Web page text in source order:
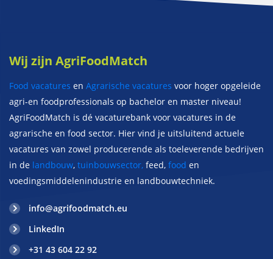
Wij zijn AgriFoodMatch
Food vacatures en Agrarische vacatures voor hoger opgeleide
agri-en foodprofessionals op bachelor en master niveau!
AgriFoodMatch is dé vacaturebank voor vacatures in de
agrarische en food sector. Hier vind je uitsluitend actuele
vacatures van zowel producerende als toeleverende bedrijven
in de landbouw, tuinbouwsector, feed, food en
voedingsmiddelenindustrie en landbouwtechniek.
info@agrifoodmatch.eu
LinkedIn
+31 43 604 22 92